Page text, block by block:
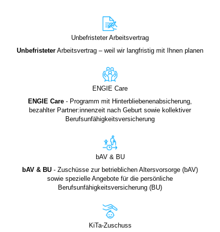
Unbefristeter Arbeitsvertrag
Unbefristeter Arbeitsvertrag – weil wir langfristig mit Ihnen planen
ENGIE Care
ENGIE Care - Programm mit Hinterbliebenenabsicherung,
bezahlter Partner:innenzeit nach Geburt sowie kollektiver
Berufsunfähigkeitsversicherung
bAV & BU
bAV & BU - Zuschüsse zur betrieblichen Altersvorsorge (bAV)
sowie spezielle Angebote für die persönliche
Berufsunfähigkeitsversicherung (BU)
KiTa-Zuschuss